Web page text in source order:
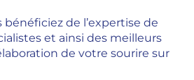
bénéficiez de l’expertise de
et ainsi des meilleurs
de votre sourire sur